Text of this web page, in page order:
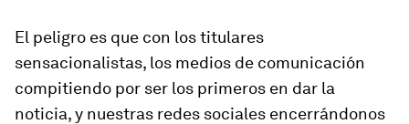
El peligro es que con los titulares
sensacionalistas, los medios de comunicación
compitiendo por ser los primeros en dar la
noticia, y nuestras redes sociales encerrándonos